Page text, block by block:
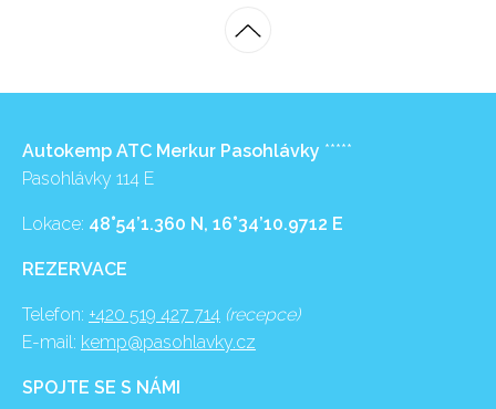
Autokemp ATC Merkur Pasohlávky *****
Pasohlávky 114 E
Lokace: 48°54’1.360 N, 16°34’10.9712 E
REZERVACE
Telefon: +420 519 427 714 (recepce)
E-mail: kemp@pasohlavky.cz
SPOJTE SE S NÁMI